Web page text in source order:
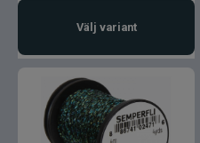
Välj variant